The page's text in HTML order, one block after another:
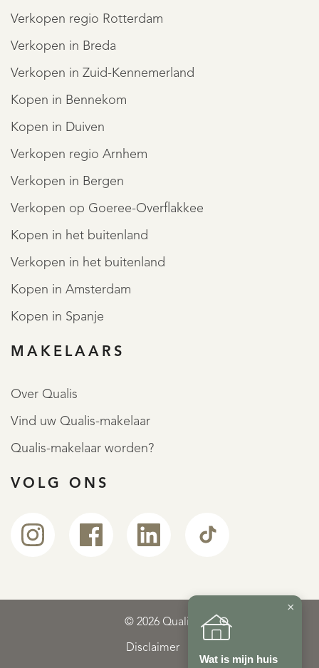
Verkopen regio Rotterdam
Verkopen in Breda
Verkopen in Zuid-Kennemerland
Kopen in Bennekom
Kopen in Duiven
Verkopen regio Arnhem
Verkopen in Bergen
Verkopen op Goeree-Overflakkee
Kopen in het buitenland
Verkopen in het buitenland
Kopen in Amsterdam
Kopen in Spanje
MAKELAARS
Over Qualis
Vind uw Qualis-makelaar
Qualis-makelaar worden?
VOLG ONS
© 2026 Qualis
Disclaimer
×
Wat is mijn huis